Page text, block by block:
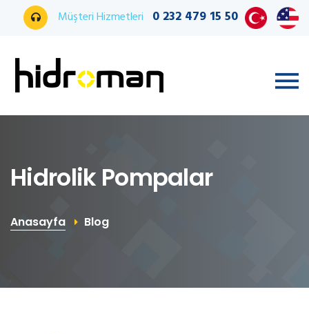
Müşteri Hizmetleri 0 232 479 15 50
Hidrolik Pompalar
Anasayfa Blog